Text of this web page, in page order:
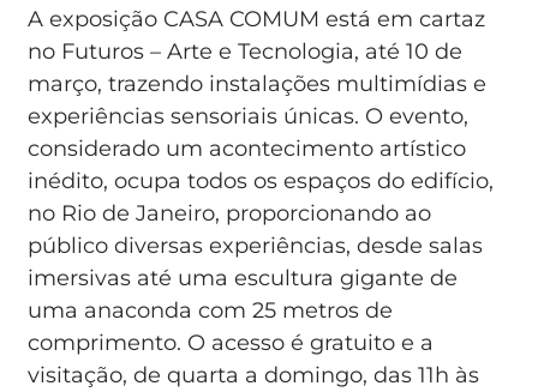
A exposição CASA COMUM está em cartaz
no Futuros – Arte e Tecnologia, até 10 de
março, trazendo instalações multimídias e
experiências sensoriais únicas. O evento,
considerado um acontecimento artístico
inédito, ocupa todos os espaços do edifício,
no Rio de Janeiro, proporcionando ao
público diversas experiências, desde salas
imersivas até uma escultura gigante de
uma anaconda com 25 metros de
comprimento. O acesso é gratuito e a
visitação, de quarta a domingo, das 11h às